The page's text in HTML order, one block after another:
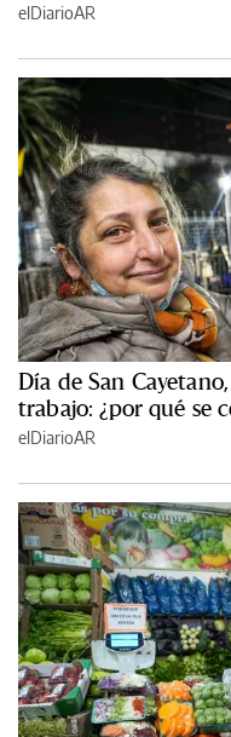
elDiarioAR
Día de San
trabajo: ¿por qué se
elDiarioAR